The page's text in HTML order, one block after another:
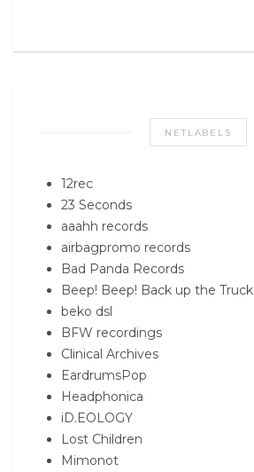
NETLABELS
12rec
23 Seconds
aaahh records
airbagpromo records
Bad Panda Records
Beep! Beep! Back up the Truck
beko dsl
BFW recordings
Clinical Archives
EardrumsPop
Headphonica
iD.EOLOGY
Lost Children
Mimonot